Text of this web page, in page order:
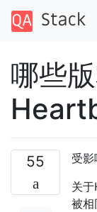
哪些
55 受影
关
被相